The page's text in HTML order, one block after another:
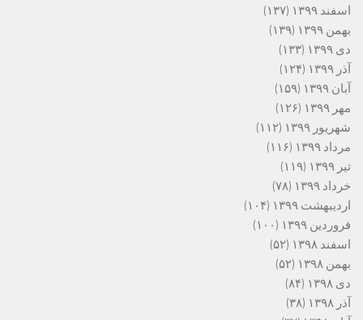
اسفند ۱۳۹۹
(۱۳۷)
بهمن ۱۳۹۹
(۱۳۹)
دی ۱۳۹۹
(۱۳۳)
آذر ۱۳۹۹
(۱۲۴)
آبان ۱۳۹۹
(۱۵۹)
مهر ۱۳۹۹
(۱۲۶)
شهریور ۱۳۹۹
(۱۱۲)
مرداد ۱۳۹۹
(۱۱۶)
تیر ۱۳۹۹
(۱۱۹)
خرداد ۱۳۹۹
(۷۸)
اردیبهشت ۱۳۹۹
(۱۰۴)
فروردین ۱۳۹۹
(۱۰۰)
اسفند ۱۳۹۸
(۵۲)
بهمن ۱۳۹۸
(۵۲)
دی ۱۳۹۸
(۸۴)
آذر ۱۳۹۸
(۳۸)